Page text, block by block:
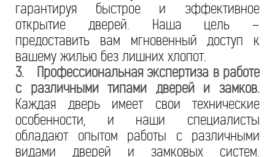
гарантируя быстрое и эффективное
открытие дверей. Наша цель –
предоставить вам мгновенный доступ к
вашему жилью без лишних хлопот.
3.
Профессиональная экспертиза в работе
с различными типами дверей и замков.
Каждая дверь имеет свои технические
особенности, и наши специалисты
обладают опытом работы с различными
видами дверей и замковых систем.